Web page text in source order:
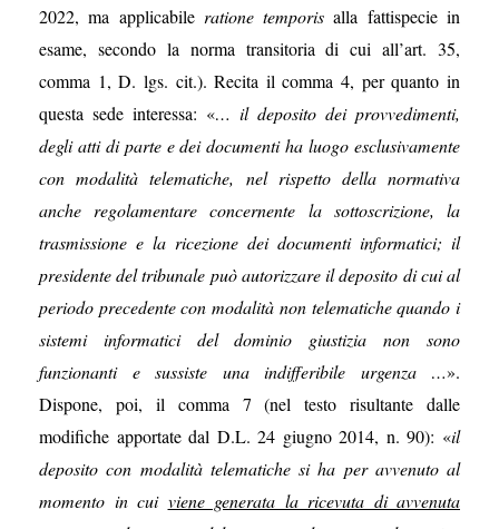
2022, ma applicabile ratione temporis alla fattispecie in
esame, secondo la norma transitoria di cui all’art. 35,
comma 1, D. lgs. cit.). Recita il comma 4, per quanto in
questa sede interessa: «… il deposito dei provvedimenti,
degli atti di parte e dei documenti ha luogo esclusivamente
con modalità telematiche, nel rispetto della normativa
anche regolamentare concernente la sottoscrizione, la
trasmissione e la ricezione dei documenti informatici; il
presidente del tribunale può autorizzare il deposito di cui al
periodo precedente con modalità non telematiche quando i
sistemi informatici del dominio giustizia non sono
funzionanti e sussiste una indifferibile urgenza …».
Dispone, poi, il comma 7 (nel testo risultante dalle
modifiche apportate dal D.L. 24 giugno 2014, n. 90): «il
deposito con modalità telematiche si ha per avvenuto al
momento in cui viene generata la ricevuta di avvenuta